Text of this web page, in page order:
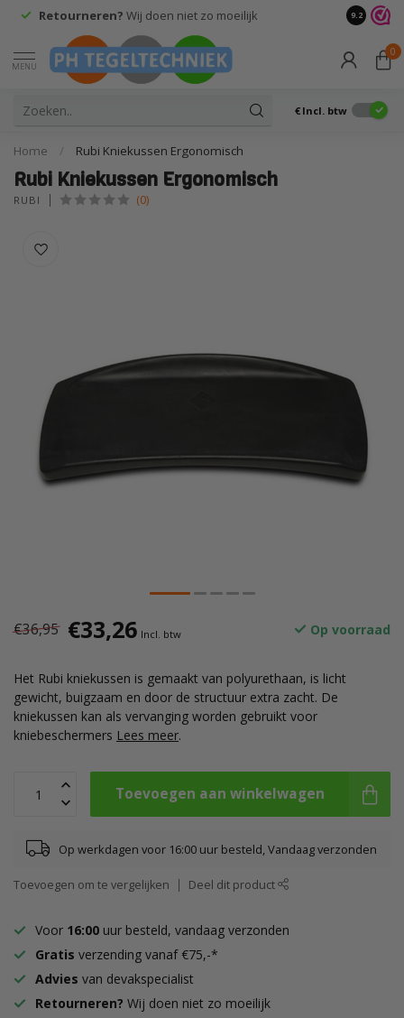
Retourneren? Wij doen niet zo moeilijk 9.2
MENU
0
€ Incl. btw
Home / Rubi Kniekussen Ergonomisch
Rubi Kniekussen Ergonomisch
RUBI (0)
€36,95 €33,26 Incl. btw Op voorraad
Het Rubi kniekussen is gemaakt van polyurethaan, is licht
gewicht, buigzaam en door de structuur extra zacht. De
kniekussen kan als vervanging worden gebruikt voor
kniebeschermers Lees meer.
Toevoegen aan winkelwagen
Op werkdagen voor 16:00 uur besteld, Vandaag verzonden
Toevoegen om te vergelijken Deel dit product
Voor 16:00 uur besteld, vandaag verzonden
Gratis verzending vanaf €75,-*
Advies van devakspecialist
Retourneren? Wij doen niet zo moeilijk